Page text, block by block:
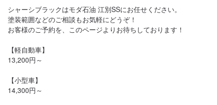
シャーシブラックはモダ石油 江別SSにお任せください。
塗装範囲などのご相談もお気軽にどうぞ！
お客様のご予約を、このページよりお待ちしております！
【軽自動車】
13,200円～
【小型車】
14,300円～